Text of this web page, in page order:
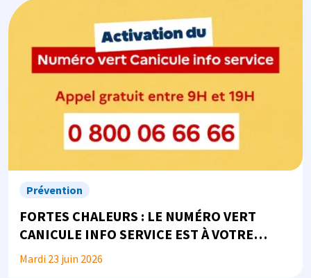
Image
Prévention
FORTES CHALEURS : LE NUMÉRO VERT
CANICULE INFO SERVICE EST À VOTRE
DISPOSITION
Mardi 23 juin 2026